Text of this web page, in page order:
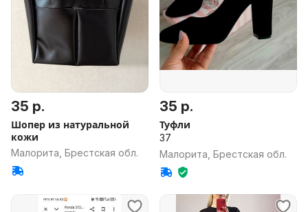
35 р.
Шопер из натуральной
кожи
Малорита, Брестская обл.
35 р.
Туфли
37
Малорита, Брестская обл.